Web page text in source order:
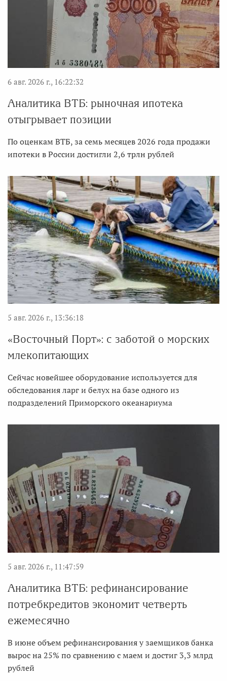
6 авг. 2026 г., 16:22:32
Аналитика ВТБ: рыночная ипотека
отыгрывает позиции
По оценкам ВТБ, за семь месяцев 2026 года продажи
ипотеки в России достигли 2,6 трлн рублей
5 авг. 2026 г., 13:36:18
«Восточный Порт»: с заботой о морских
млекопитающих
Сейчас новейшее оборудование используется для
обследования ларг и белух на базе одного из
подразделений Приморского океанариума
5 авг. 2026 г., 11:47:59
Аналитика ВТБ: рефинансирование
потребкредитов экономит четверть
ежемесячно
В июне объем рефинансирования у заемщиков банка
вырос на 25% по сравнению с маем и достиг 3,3 млрд
рублей